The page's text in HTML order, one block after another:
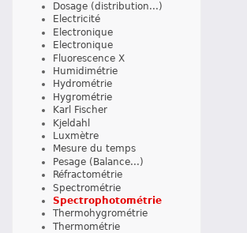
Dosage (distribution...)
Electricité
Electronique
Electronique
Fluorescence X
Humidimétrie
Hydrométrie
Hygrométrie
Karl Fischer
Kjeldahl
Luxmètre
Mesure du temps
Pesage (Balance...)
Réfractométrie
Spectrométrie
Spectrophotométrie
Thermohygrométrie
Thermométrie